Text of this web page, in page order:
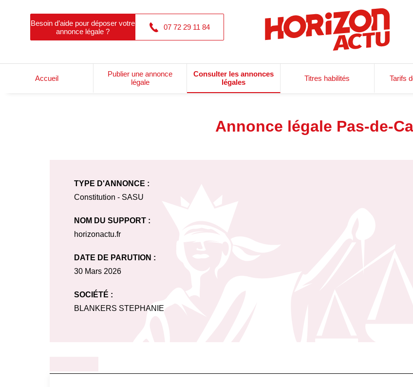
Besoin d’aide pour déposer votre
annonce légale ?
07 72 29 11 84
Accueil
Publier une annonce
légale
Consulter les annonces
légales
Titres habilités Tarifs
Annonce légale Pas-de-
TYPE D'ANNONCE :
Constitution - SASU
NOM DU SUPPORT :
horizonactu.fr
DATE DE PARUTION :
30 Mars 2026
SOCIÉTÉ :
BLANKERS STEPHANIE